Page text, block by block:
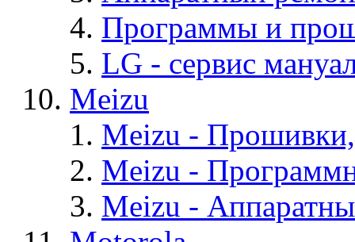
Программы и
LG - cервис
Meizu
Meizu -
Meizu -
Meizu -